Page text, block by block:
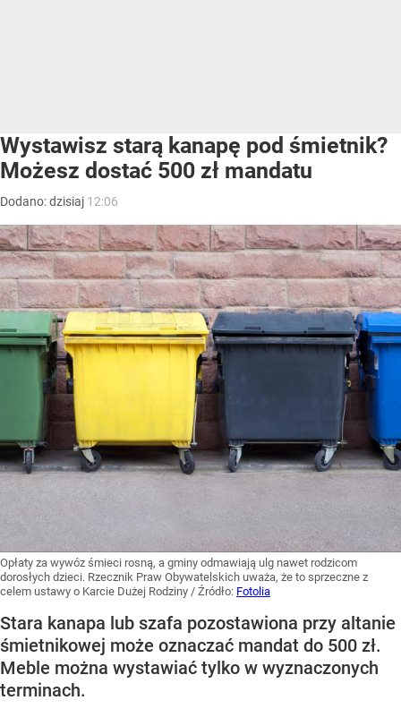
Wystawisz starą kanapę pod śmietnik?
Możesz dostać 500 zł mandatu
Dodano:dzisiaj 12:06
Opłaty za wywóz śmieci rosną, a gminy odmawiają ulg nawet rodzicom
dorosłych dzieci. Rzecznik Praw Obywatelskich uważa, że to sprzeczne z
celem ustawy o Karcie Dużej Rodziny / Źródło: Fotolia
Stara kanapa lub szafa pozostawiona przy altanie
śmietnikowej może oznaczać mandat do 500 zł.
Meble można wystawiać tylko w wyznaczonych
terminach.